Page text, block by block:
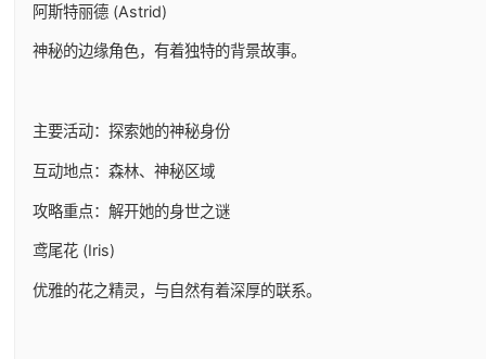
阿斯特丽德 (Astrid)
神秘的边缘角色，有着独特的背景故事。
主要活动：探索她的神秘身份
互动地点：森林、神秘区域
攻略重点：解开她的身世之谜
鸢尾花 (Iris)
优雅的花之精灵，与自然有着深厚的联系。